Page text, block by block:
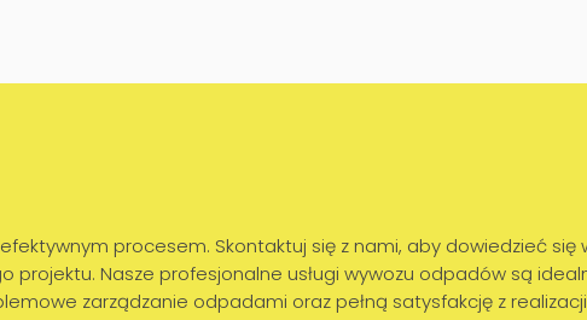
procesem. Skontaktuj się z nami, aby dowiedzieć
Nasze profesjonalne usługi wywozu odpadów są
zarządzanie odpadami oraz pełną satysfakcję z